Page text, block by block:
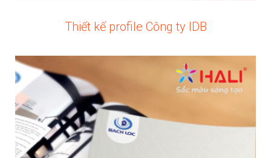
Thiết kế profile Công ty IDB